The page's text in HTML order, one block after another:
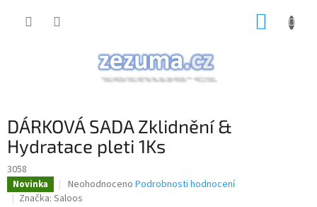
DÁRKOVÁ SADA Zklidnění &
Hydratace pleti 1Ks
3058
Novinka
Průměrné
hodnocení
Neohodnoceno Podrobnosti hodnocení
Značka: Saloos